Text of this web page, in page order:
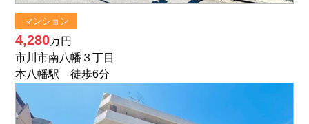
マンション
4,280万円
市川市南八幡３丁目
本八幡駅 徒歩6分